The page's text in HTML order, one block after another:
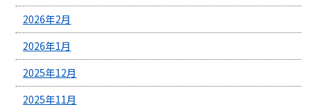
2026年2月
2026年1月
2025年12月
2025年11月